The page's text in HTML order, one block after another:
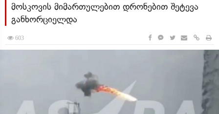
მოსკოვის მიმართულებით დრონებით შეტევა
განხორციელდა
603